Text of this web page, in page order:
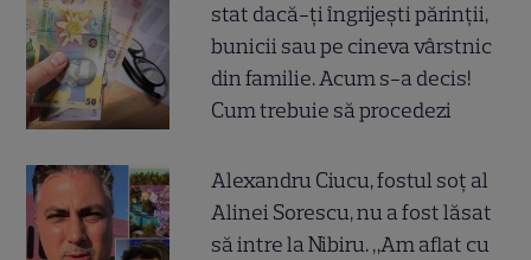
stat dacă-ți îngrijești părinții,
bunicii sau pe cineva vârstnic
din familie. Acum s-a decis!
Cum trebuie să procedezi
Alexandru Ciucu, fostul soț al
Alinei Sorescu, nu a fost lăsat
să intre la Nibiru. „Am aflat cu